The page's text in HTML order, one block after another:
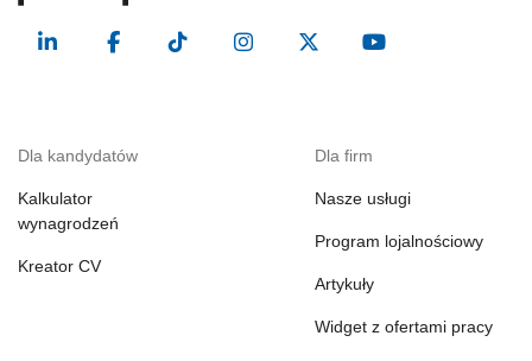
Dla kandydatów
Kalkulator
wynagrodzeń
Kreator CV
Dla firm
Nasze usługi
Program lojalnościowy
Artykuły
Widget z ofertami pracy